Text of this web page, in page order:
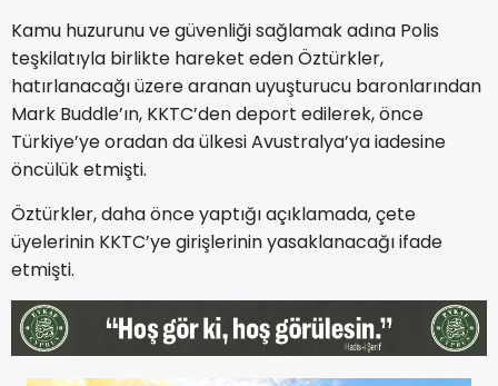
Kamu huzurunu ve güvenliği sağlamak adına Polis
teşkilatıyla birlikte hareket eden Öztürkler,
hatırlanacağı üzere aranan uyuşturucu baronlarından
Mark Buddle’ın, KKTC’den deport edilerek, önce
Türkiye’ye oradan da ülkesi Avustralya’ya iadesine
öncülük etmişti.
Öztürkler, daha önce yaptığı açıklamada, çete
üyelerinin KKTC’ye girişlerinin yasaklanacağı ifade
etmişti.